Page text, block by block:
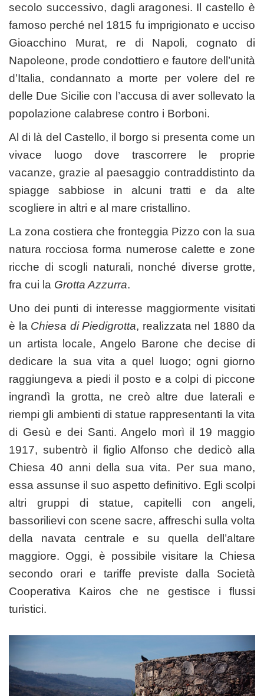
secolo successivo, dagli aragonesi. Il castello è
famoso perché nel 1815 fu imprigionato e ucciso
Gioacchino Murat, re di Napoli, cognato di
Napoleone, prode condottiero e fautore dell’unità
d’Italia, condannato a morte per volere del re
delle Due Sicilie con l’accusa di aver sollevato la
popolazione calabrese contro i Borboni.
Al di là del Castello, il borgo si presenta come un
vivace luogo dove trascorrere le proprie
vacanze, grazie al paesaggio contraddistinto da
spiagge sabbiose in alcuni tratti e da alte
scogliere in altri e al mare cristallino.
La zona costiera che fronteggia Pizzo con la sua
natura rocciosa forma numerose calette e zone
ricche di scogli naturali, nonché diverse grotte,
fra cui la Grotta Azzurra.
Uno dei punti di interesse maggiormente visitati
è la Chiesa di Piedigrotta, realizzata nel 1880 da
un artista locale, Angelo Barone che decise di
dedicare la sua vita a quel luogo; ogni giorno
raggiungeva a piedi il posto e a colpi di piccone
ingrandì la grotta, ne creò altre due laterali e
riempi gli ambienti di statue rappresentanti la vita
di Gesù e dei Santi. Angelo morì il 19 maggio
1917, subentrò il figlio Alfonso che dedicò alla
Chiesa 40 anni della sua vita. Per sua mano,
essa assunse il suo aspetto definitivo. Egli scolpi
altri gruppi di statue, capitelli con angeli,
bassorilievi con scene sacre, affreschi sulla volta
della navata centrale e su quella dell’altare
maggiore. Oggi, è possibile visitare la Chiesa
secondo orari e tariffe previste dalla Società
Cooperativa Kairos che ne gestisce i flussi
turistici.